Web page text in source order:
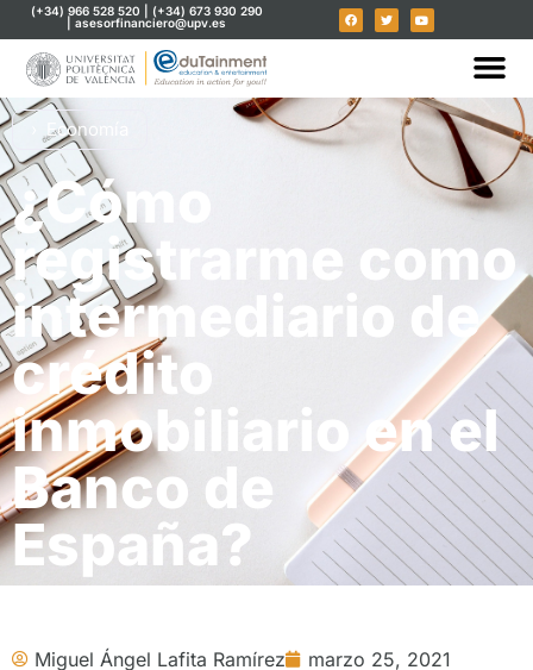
(+34) 966 528 520 | (+34) 673 930 290
| asesorfinanciero@upv.es
Economía
¿Cómo
registrarme como
intermediario de
crédito
inmobiliario en el
Banco de
España?
Miguel Ángel Lafita Ramírez marzo 25, 2021